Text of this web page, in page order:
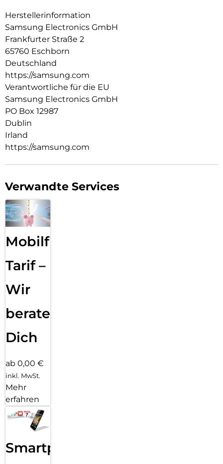
Herstellerinformation
Samsung Electronics GmbH
Frankfurter Straße 2
65760 Eschborn
Deutschland
https://samsung.com
Verantwortliche für die EU
Samsung Electronics GmbH
PO Box 12987
Dublin
Irland
https://samsung.com
Verwandte Services
Mobilfunk
Tarif –
Wir
beraten
Dich
ab 0,00 €
inkl. MwSt.
Mehr
erfahren
Smartphone